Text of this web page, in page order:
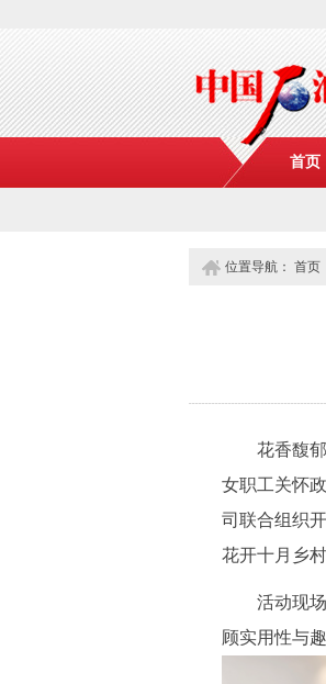
首页
位置导航： 首页
花香馥郁庆
女职工关怀
司联合组织
花开十月乡
活动现场
顾实用性与